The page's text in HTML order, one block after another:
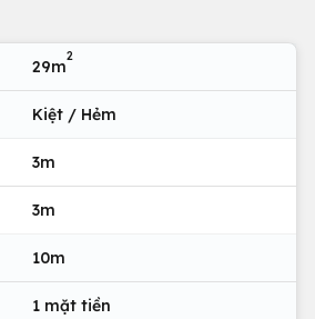
29m
2
Kiệt / Hẻm
3m
3m
10m
1 mặt tiền